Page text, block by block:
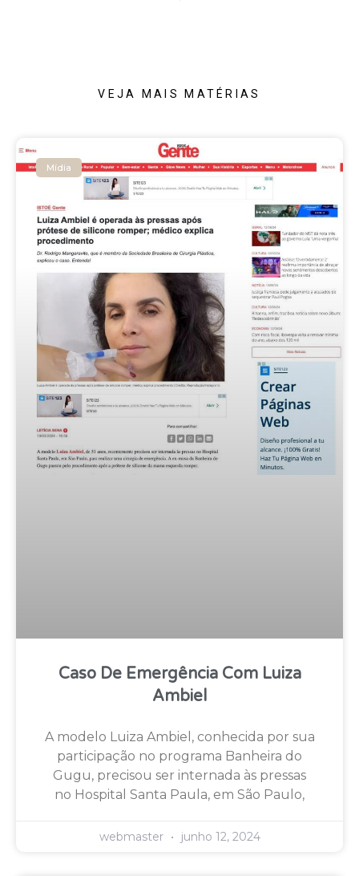
VEJA MAIS MATÉRIAS
Mídia
Caso De Emergência Com Luiza
Ambiel
A modelo Luiza Ambiel, conhecida por sua
participação no programa Banheira do
Gugu, precisou ser internada às pressas
no Hospital Santa Paula, em São Paulo,
webmaster junho 12, 2024